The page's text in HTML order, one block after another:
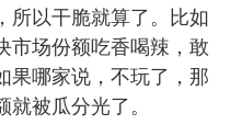
所以干脆就算了。比如
市场份额吃香喝辣，敢
果哪家说，不玩了，那
被瓜分光了。